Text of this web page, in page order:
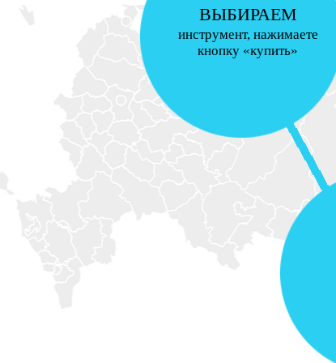
ВЫБИРАЕМ
инструмент, нажимаете
кнопку «купить»